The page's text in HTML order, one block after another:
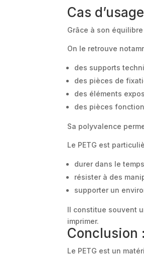
Cas
Grâce à son
On le retrouve
des supports
des pièces de
des éléments
des pièces
Sa polyvalence
Le PETG est
durer dans le temps
résister à des
supporter un
Il constitue souvent
imprimer.
Conclusion
Le PETG est un